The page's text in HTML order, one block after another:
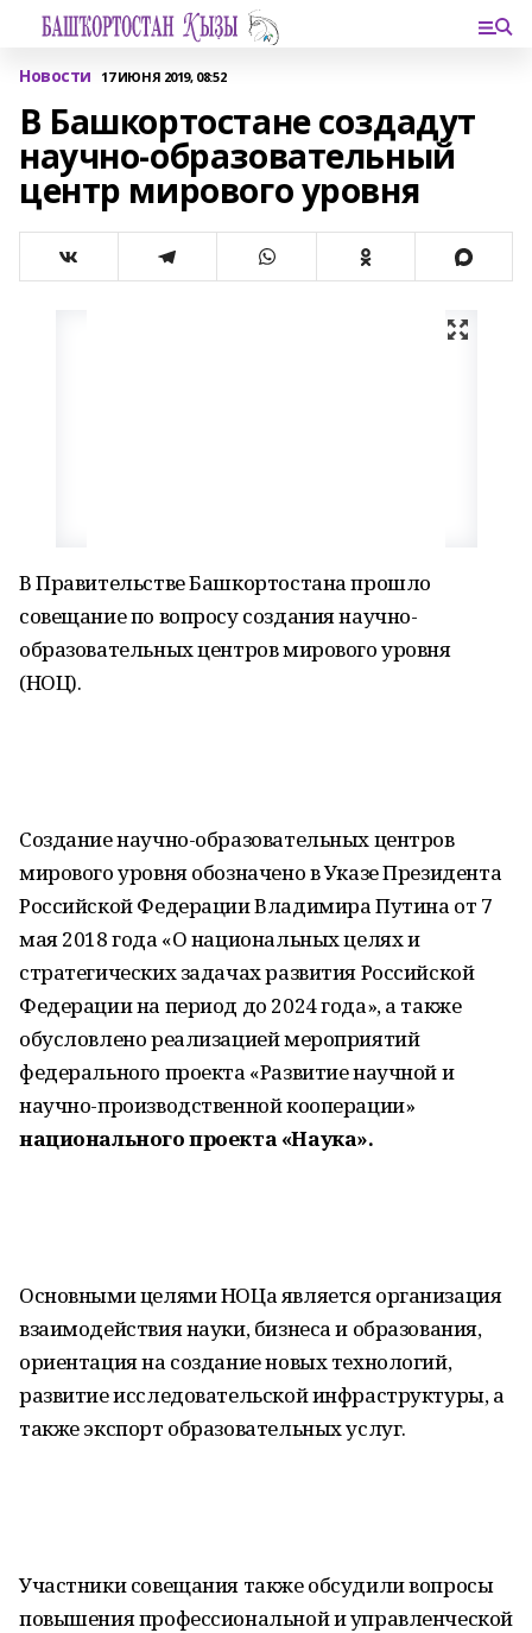
Новости 17 ИЮНЯ 2019, 08:52
В Башкортостане создадут
научно-образовательный
центр мирового уровня
В Правительстве Башкортостана прошло
совещание по вопросу создания научно-
образовательных центров мирового уровня
(НОЦ).
Создание научно-образовательных центров
мирового уровня обозначено в Указе Президента
Российской Федерации Владимира Путина от 7
мая 2018 года «О национальных целях и
стратегических задачах развития Российской
Федерации на период до 2024 года», а также
обусловлено реализацией мероприятий
федерального проекта «Развитие научной и
научно-производственной кооперации»
национального проекта «Наука».
Основными целями НОЦа является организация
взаимодействия науки, бизнеса и образования,
ориентация на создание новых технологий,
развитие исследовательской инфраструктуры, а
также экспорт образовательных услуг.
Участники совещания также обсудили вопросы
повышения профессиональной и управленческой